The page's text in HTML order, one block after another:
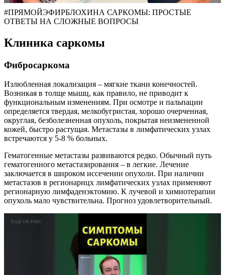
#ПРЯМОЙЭФИРБЛОХИНА САРКОМЫ: ПРОСТЫЕ
ОТВЕТЫ НА СЛОЖНЫЕ ВОПРОСЫ
Клиника саркомы
Фибросаркома
Излюбленная локализация – мягкие ткани конечностей.
Возникая в толще мышц, как правило, не приводит к
функциональным изменениям. При осмотре и пальпации
определяется твердая, мелкобугристая, хорошо очерченная,
округлая, безболезненная опухоль, покрытая неизмененной
кожей, быстро растущая. Метастазы в лимфатических узлах
встречаются у 5-8 % больных.
Гематогенные метастазы развиваются редко. Обычный путь
гематогенного метастазирования – в легкие. Лечение
заключается в широком иссечении опухоли. При наличии
метастазов в регионарнцх лимфатических узлах применяют
регионарную лимфаденэктомию. К лучевой и химиотерапии
опухоль мало чувствительна. Прогноз удовлетворительный.